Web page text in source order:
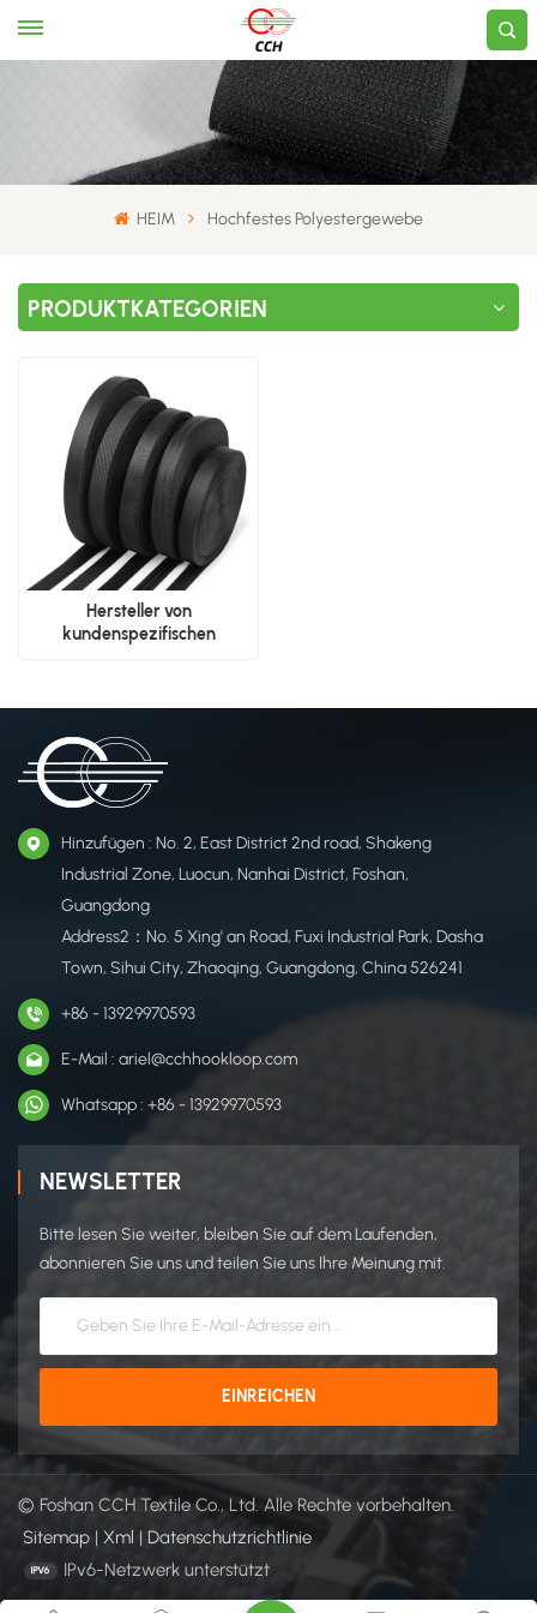
HEIM Hochfestes Polyestergewebe
PRODUKTKATEGORIEN
Hersteller von
kundenspezifischen
Hinzufügen : No. 2, East District 2nd road, Shakeng
Industrial Zone, Luocun, Nanhai District, Foshan,
Guangdong
Address2：No. 5 Xing' an Road, Fuxi Industrial Park, Dasha
Town, Sihui City, Zhaoqing, Guangdong, China 526241
+86 - 13929970593
E-Mail : ariel@cchhookloop.com
Whatsapp : +86 - 13929970593
NEWSLETTER
Bitte lesen Sie weiter, bleiben Sie auf dem Laufenden,
abonnieren Sie uns und teilen Sie uns Ihre Meinung mit.
© Foshan CCH Textile Co., Ltd. Alle Rechte vorbehalten.
Sitemap | Xml | Datenschutzrichtlinie
IPv6-Netzwerk unterstützt